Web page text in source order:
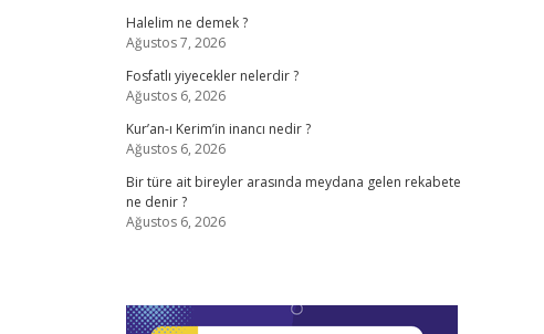
Halelim ne demek ?
Ağustos 7, 2026
Fosfatlı yiyecekler nelerdir ?
Ağustos 6, 2026
Kur’an-ı Kerim’in inancı nedir ?
Ağustos 6, 2026
Bir türe ait bireyler arasında meydana gelen rekabete
ne denir ?
Ağustos 6, 2026